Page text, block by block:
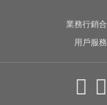
業務行銷合
用戶服務